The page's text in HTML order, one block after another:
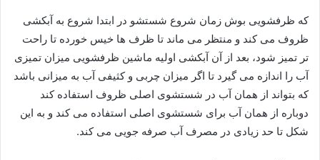
که ظرفشویی بوش زمان شروع شستشو در ابتدا شروع به آبکشی
ظروف می کند و منتظر می ماند تا ظرف ها خیس خورده تا راحت
تر تمیز شود، بعد از آن آبکشی اولیه ماشین ظرفشویی میزان تمیزی
آب را اندازه می گیرد تا اگر میزان چربی و کثیفی آب به میزانی باشد
که بتواند از همان آب در شستشوی اصلی ظروف استفاده کند
دوباره از همان آب برای شستشوی اصلی استفاده می کند و به این
شکل تا حد زیادی در مصرف آب صرفه جویی می کند.